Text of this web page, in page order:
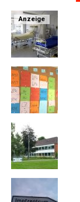
Anzeige